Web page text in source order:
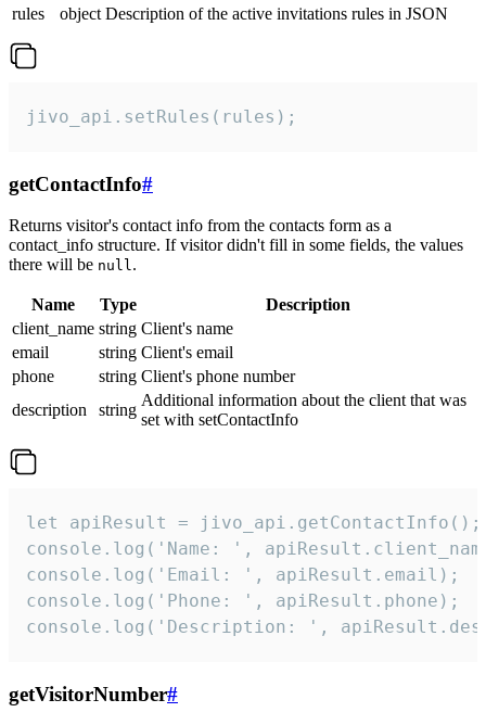
rules
object Description of the active invitations rules in JSON
jivo_api.setRules(rules);
getContactInfo#
Returns visitor's contact info from the contacts form as a
contact_info structure. If visitor didn't fill in some fields, the values
there will be null.
Name Type
Description
client_name string Client's name
email
string Client's email
phone
string Client's phone number
description
string
Additional information about the client that was
set with setContactInfo
let apiResult = jivo_api.getContactInfo();
console.log('Name: ',
console.log('Email: ', apiResult.email);
console.log('Phone: ', apiResult.phone);
console.log('Description: ',
getVisitorNumber#